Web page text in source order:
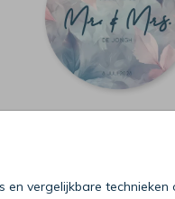
en vergelijkbare technieken